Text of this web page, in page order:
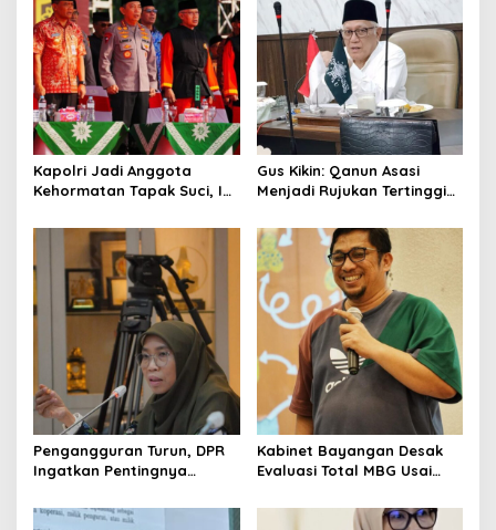
g
a
t
i
o
n
Kapolri Jadi Anggota
Kehormatan Tapak Suci, Ini
Gus Kikin: Qanun Asasi
Menjadi Rujukan Tertinggi
Pengangguran Turun, DPR
Ingatkan Pentingnya
yang Layak
Kabinet Bayangan Desak
Evaluasi Total MBG Usai
Massal